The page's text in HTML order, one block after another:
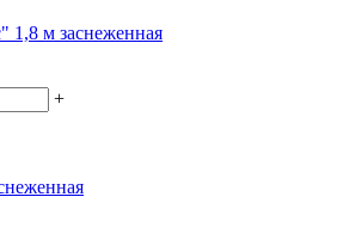
1,8 м заснеженная
+